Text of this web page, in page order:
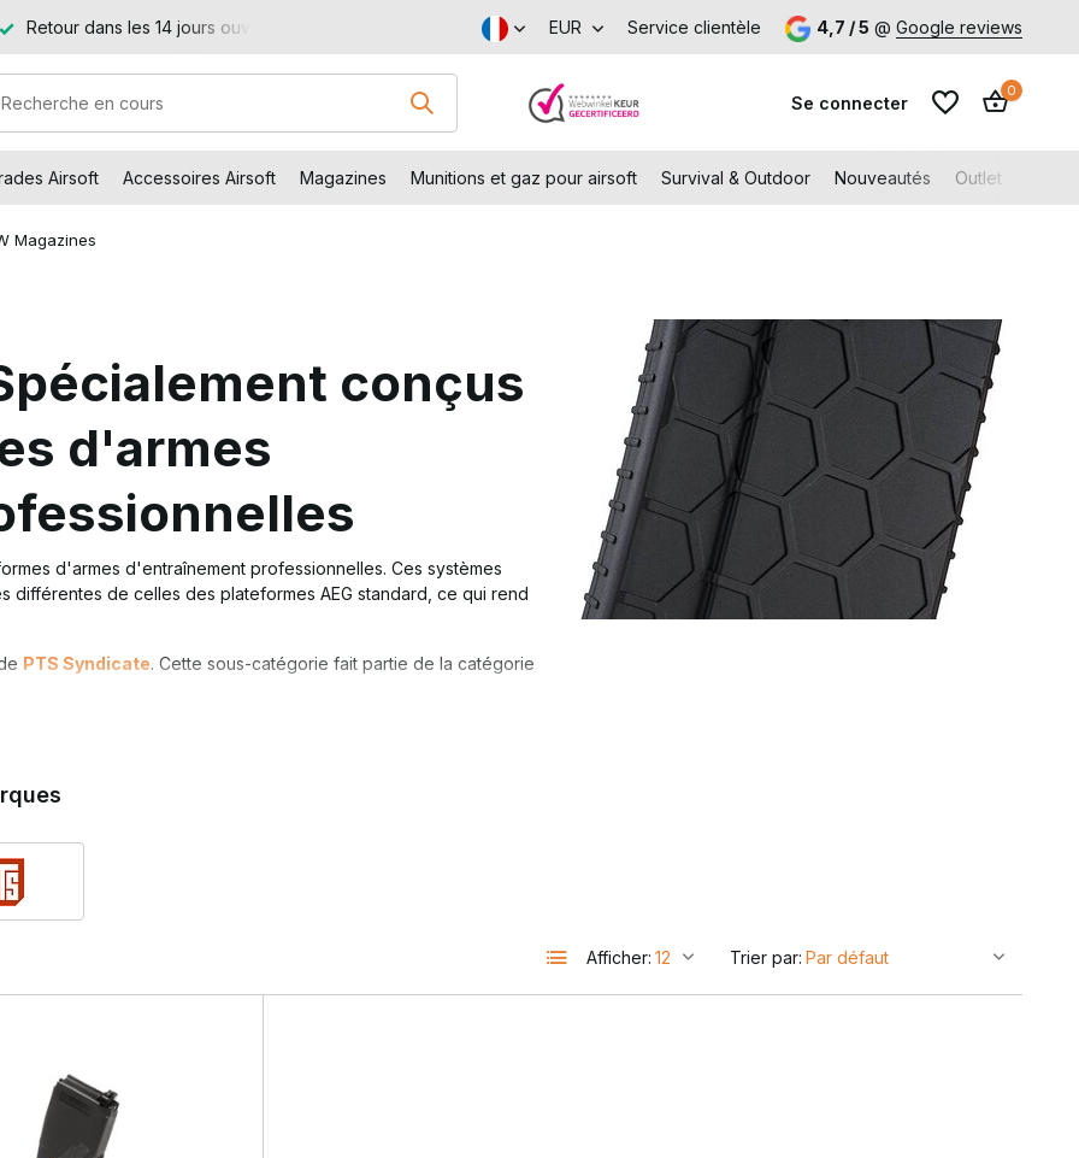
à partir de €99 (NL et BE) Venez visiter notre boutique à Capelle aan den IJssel
EUR Service clientèle 4,7 / 5 @ Google reviews
Se connecter
S'inscrire
S'inscrire
0
Airsoft Accessoires Airsoft Magazines Munitions et gaz pour airsoft Survival & Outdoor Nouveautés Outlet
Magazines
conçus
d'armes
d'armes d'entraînement professionnelles. Ces systèmes
de celles des plateformes AEG standard, ce qui rend
PTS Syndicate. Cette sous-catégorie fait partie de la catégorie
régulière. Les chargeurs sont spécialement adaptés à la
sont pas interchangeables avec les chargeurs AEG standard.
d'armes d'entraînement professionnelles. Lors de l'achat,
Afficher: Trier par: